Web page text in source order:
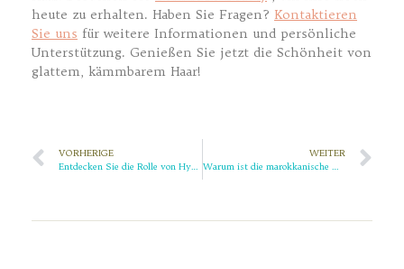
heute zu erhalten. Haben Sie Fragen? Kontaktieren
Sie uns für weitere Informationen und persönliche
Unterstützung. Genießen Sie jetzt die Schönheit von
glattem, kämmbarem Haar!
VORHERIGE
Entdecken Sie die Rolle von Hydrogel-Augenklappen in modernen Schönheitsbehandlungen
WEITER
Warum ist die marokkanische Öl-Haarmaske ein Muss, um krauses Haar in feuchten Klimazonen zu bändigen?